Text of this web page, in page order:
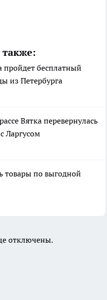
также:
пройдет бесплатный
из Петербурга
Вятка перевернулась
Ларгусом
товары по выгодной
отключены.